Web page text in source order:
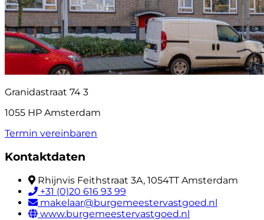
Granidastraat 74 3
1055 HP Amsterdam
Termin vereinbaren
Kontaktdaten
Rhijnvis Feithstraat 3A, 1054TT Amsterdam
+31 (0)20 616 93 99
makelaar@burgemeestervastgoed.nl
www.burgemeestervastgoed.nl